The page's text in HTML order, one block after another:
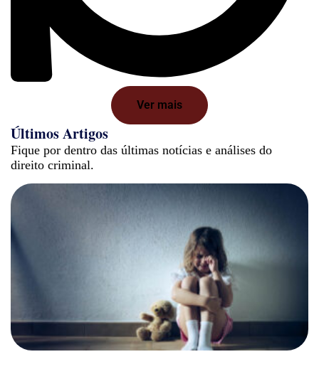
Ver mais
Últimos Artigos
Fique por dentro das últimas notícias e análises do
direito criminal.